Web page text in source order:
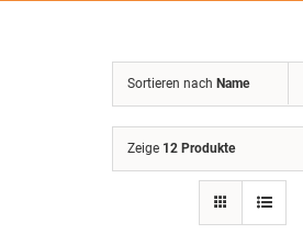
Sortieren nach Name
Zeige 12 Produkte